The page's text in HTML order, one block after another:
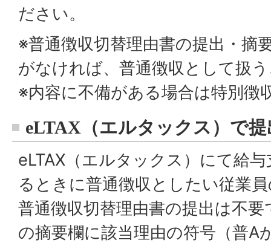
ださい。
※普通徴収切替理由書の提出・摘
がなければ、普通徴収として扱
※内容に不備がある場合は特別徴
eLTAX（エルタックス）で
eLTAX（エルタックス）にて給
るときに普通徴収としたい従業
普通徴収切替理由書の提出は不
の摘要欄に該当理由の符号（普A